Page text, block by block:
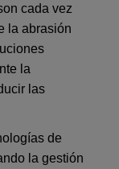
cada vez
la abrasión
la
las
de
la gestión